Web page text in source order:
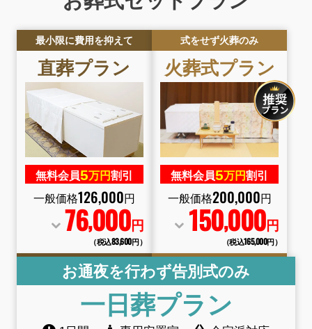
最小限に費用を抑えて
直葬プラン
無料会員5万円割引
一般価格126,000円
76,000円
（税込83,600円）
式をせず火葬のみ
火葬式プラン
無料会員5万円割引
一般価格200,000円
150,000円
（税込165,000円）
お通夜を行わず告別式のみ
一日葬プラン